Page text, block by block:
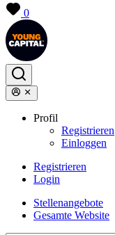
0
Profil
Registrieren
Einloggen
Registrieren
Login
Stellenangebote
Gesamte Website